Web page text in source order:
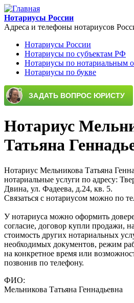
Перейти к основному содержанию
Нотариусы России
Адреса и телефоны нотариусов
Main menu
Нотариусы России
Нотариусы по субъектам РФ
Нотариусы по нотариальным
Нотариусы по букве
Нотариус
Татьяна
Нотариус Мельникова Татьяна
нотариальные услуги по адресу:
Двина, ул. Фадеева, д.24, кв. 5.
Связаться с нотариусом можно по
У нотариуса можно оформить
согласие, договор купли продажи,
стоимость других нотариальных
необходимых документов, режим
на конкретное время или
позвонив по телефону.
ФИО:
Мельникова Татьяна Геннадьевна